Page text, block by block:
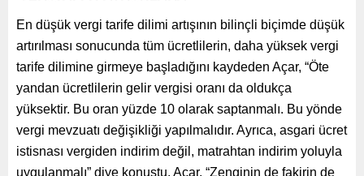
En düşük vergi tarife dilimi artışının bilinçli biçimde düşük
artırılması sonucunda tüm ücretlilerin, daha yüksek vergi
tarife dilimine girmeye başladığını kaydeden Açar, “Öte
yandan ücretlilerin gelir vergisi oranı da oldukça
yüksektir. Bu oran yüzde 10 olarak saptanmalı. Bu yönde
vergi mevzuatı değişikliği yapılmalıdır. Ayrıca, asgari ücret
istisnası vergiden indirim değil, matrahtan indirim yoluyla
uygulanmalı” diye konuştu. Açar, “Zenginin de fakirin de